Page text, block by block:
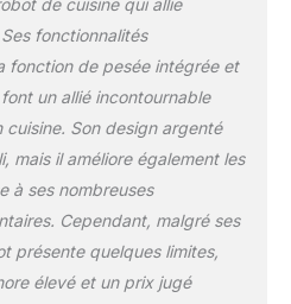
de cuisine qui allie
fonctionnalités
fonction de pesée intégrée et
un allié incontournable
Son design argenté
mais il améliore également les
à ses nombreuses
Cependant, malgré ses
présente quelques limites,
élevé et un prix jugé